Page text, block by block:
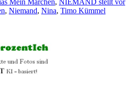
Mein Märchen, NIEMAND stellt vor
, Niemand, Nina, Timo Kümmel